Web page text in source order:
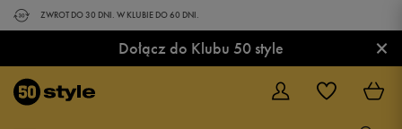
ZWROT DO 30 DNI. W KLUBIE DO 60 DNI.
Dołącz do Klubu 50 style ×